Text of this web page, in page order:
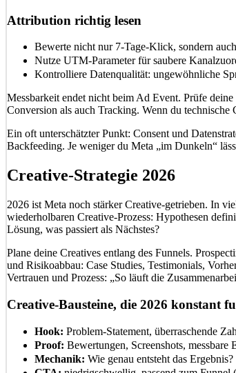
Attribution richtig lesen
Bewerte nicht nur 7-Tage-Klick, sondern
Nutze UTM-Parameter für saubere
Kontrolliere Datenqualität: ungewöhnliche
Messbarkeit endet nicht beim Ad Event. Prüfe
Conversion als auch Tracking. Wenn du
Ein oft unterschätzter Punkt: Consent und
Backfeeding. Je weniger du Meta „im Dunkeln“
Creative-Strategie 2026
2026 ist Meta noch stärker Creative-getrieben. In
wiederholbaren Creative-Prozess: Hypothesen
Lösung, was passiert als Nächstes?
Plane deine Creatives entlang des Funnels.
und Risikoabbau: Case Studies, Testimonials,
Vertrauen und Prozess: „So läuft die
Creative-Bausteine, die 2026 konstant
Hook: Problem-Statement, überraschende
Proof: Bewertungen, Screenshots,
Mechanik: Wie genau entsteht das